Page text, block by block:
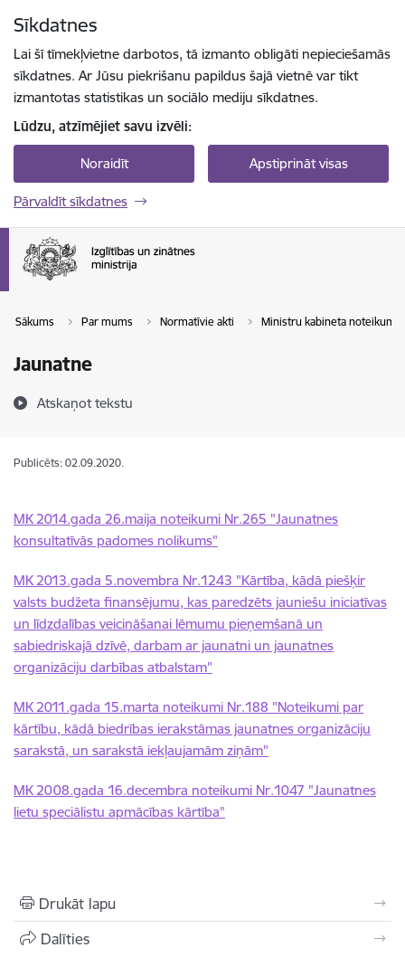
Sīkdatnes
Lai šī tīmekļvietne darbotos, tā izmanto obligāti nepieciešamās
sīkdatnes. Ar Jūsu piekrišanu papildus šajā vietnē var tikt
izmantotas statistikas un sociālo mediju sīkdatnes.
Lūdzu, atzīmējiet savu izvēli:
Noraidīt Apstiprināt visas
Pārvaldīt sīkdatnes
Sākums Par mums Normatīvie akti Ministru kabineta noteikumi
Jaunatne
Atskaņot tekstu
Publicēts: 02.09.2020.
MK 2014.gada 26.maija noteikumi Nr.265 "Jaunatnes
konsultatīvās padomes nolikums"
MK 2013.gada 5.novembra Nr.1243 "Kārtība, kādā piešķir
valsts budžeta finansējumu, kas paredzēts jauniešu iniciatīvas
un līdzdalības veicināšanai lēmumu pieņemšanā un
sabiedriskajā dzīvē, darbam ar jaunatni un jaunatnes
organizāciju darbības atbalstam"
MK 2011.gada 15.marta noteikumi Nr.188 "Noteikumi par
kārtību, kādā biedrības ierakstāmas jaunatnes organizāciju
sarakstā, un sarakstā iekļaujamām ziņām"
MK 2008.gada 16.decembra noteikumi Nr.1047 "Jaunatnes
lietu speciālistu apmācības kārtība"
Drukāt lapu
Dalīties